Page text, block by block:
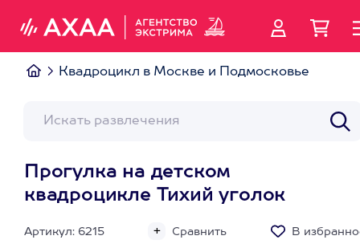
Квадроцикл в Москве и Подмосковье
Прогулка на детском
квадроцикле Тихий уголок
Артикул: 6215 Сравнить В